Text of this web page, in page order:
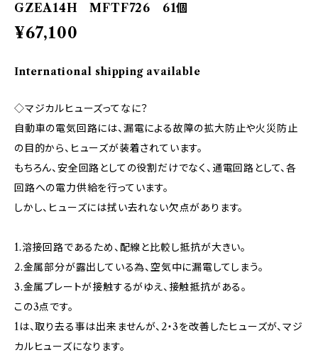
GZEA14H MFTF726 61個
¥67,100
International shipping available
◇マジカルヒューズってなに？
自動車の電気回路には、漏電による故障の拡大防止や火災防止
の目的から、ヒューズが装着されています。
もちろん、安全回路としての役割だけでなく、通電回路として、各
回路への電力供給を行っています。
しかし、ヒューズには拭い去れない欠点があります。
1.溶接回路であるため、配線と比較し抵抗が大きい。
2.金属部分が露出している為、空気中に漏電してしまう。
3.金属プレートが接触するがゆえ、接触抵抗がある。
この3点です。
1は、取り去る事は出来ませんが、2・3を改善したヒューズが、マジ
カルヒューズになります。